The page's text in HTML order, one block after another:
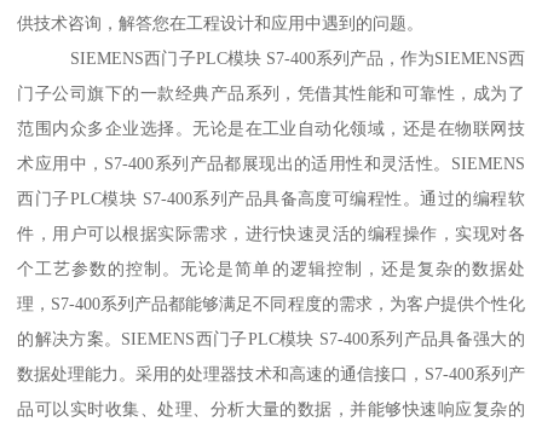
供技术咨询，解答您在工程设计和应用中遇到的问题。
SIEMENS西门子PLC模块 S7-400系列产品，作为SIEMENS西
门子公司旗下的一款经典产品系列，凭借其性能和可靠性，成为了
范围内众多企业选择。无论是在工业自动化领域，还是在物联网技
术应用中，S7-400系列产品都展现出的适用性和灵活性。SIEMENS
西门子PLC模块 S7-400系列产品具备高度可编程性。通过的编程软
件，用户可以根据实际需求，进行快速灵活的编程操作，实现对各
个工艺参数的控制。无论是简单的逻辑控制，还是复杂的数据处
理，S7-400系列产品都能够满足不同程度的需求，为客户提供个性化
的解决方案。SIEMENS西门子PLC模块 S7-400系列产品具备强大的
数据处理能力。采用的处理器技术和高速的通信接口，S7-400系列产
品可以实时收集、处理、分析大量的数据，并能够快速响应复杂的